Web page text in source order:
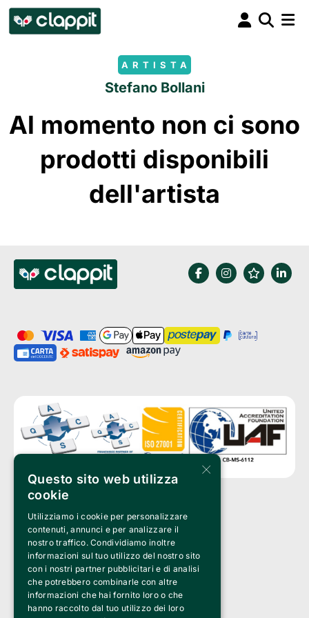
ARTISTA
Stefano Bollani
Al momento non ci sono
prodotti disponibili
dell'artista
Clappit è un marchio di proprietà di:
Bemils Srl
a Socio Unico
Via Fosse Ardeatine, 4 -20092 Cinisello Balsamo (MI)
PI 05589050961
Iscr. C.C.I.A.A. Milano R.E.A. 1833471
© 2010-2025 Bemils Srl - Tutti i diritti riservati
Credits:
×
Questo sito web utilizza
cookie
Utilizziamo i cookie per personalizzare
contenuti, annunci e per analizzare il
nostro traffico. Condividiamo inoltre
informazioni sul tuo utilizzo del nostro sito
con i nostri partner pubblicitari e di analisi
che potrebbero combinarle con altre
informazioni che hai fornito loro o che
hanno raccolto dal tuo utilizzo dei loro